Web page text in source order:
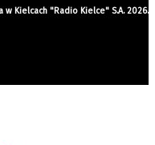
Kielcach "Radio Kielce" S.A. 2026.